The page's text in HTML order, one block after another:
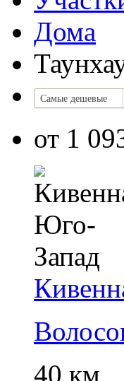
Дома
Самые дешевые
от 1
40 км